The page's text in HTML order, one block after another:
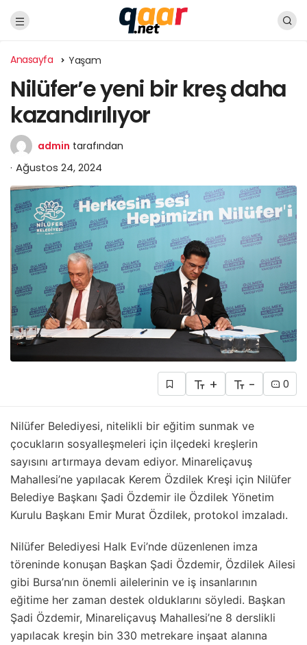
Anasayfa Yaşam
Nilüfer’e yeni bir kreş daha
kazandırılıyor
admin tarafından
Ağustos 24, 2024
+ - 0
Nilüfer Belediyesi, nitelikli bir eğitim sunmak ve
çocukların sosyalleşmeleri için ilçedeki kreşlerin
sayısını artırmaya devam ediyor. Minareliçavuş
Mahallesi’ne yapılacak Kerem Özdilek Kreşi için Nilüfer
Belediye Başkanı Şadi Özdemir ile Özdilek Yönetim
Kurulu Başkanı Emir Murat Özdilek, protokol imzaladı.
Nilüfer Belediyesi Halk Evi’nde düzenlenen imza
töreninde konuşan Başkan Şadi Özdemir, Özdilek Ailesi
gibi Bursa’nın önemli ailelerinin ve iş insanlarının
eğitime her zaman destek olduklarını söyledi. Başkan
Şadi Özdemir, Minareliçavuş Mahallesi’ne 8 derslikli
yapılacak kreşin bin 330 metrekare inşaat alanına